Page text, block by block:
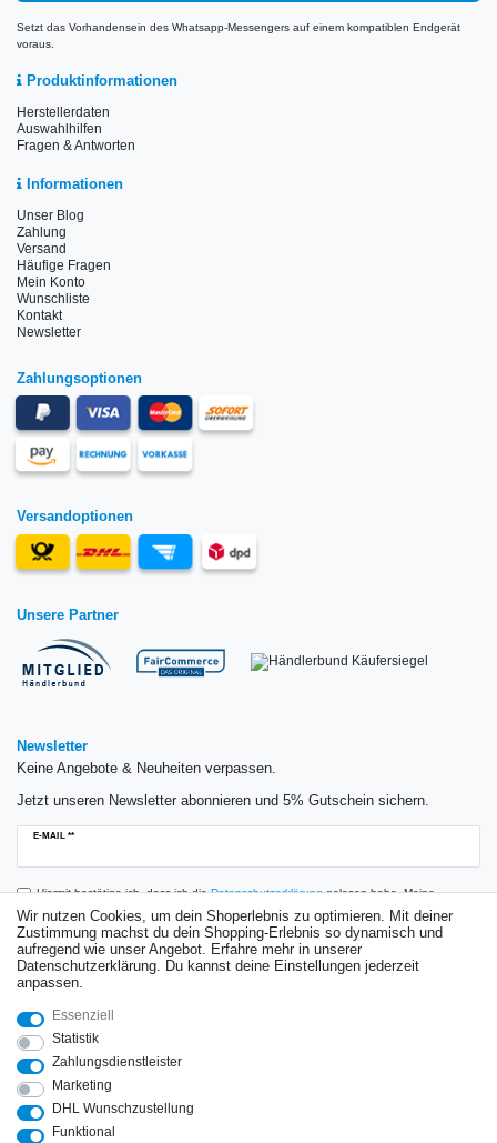
Setzt das Vorhandensein des Whatsapp-Messengers auf einem kompatiblen Endgerät
voraus.
Produktinformationen
Herstellerdaten
Auswahlhilfen
Fragen & Antworten
Informationen
Unser Blog
Zahlung
Versand
Häufige Fragen
Mein Konto
Wunschliste
Kontakt
Newsletter
Zahlungsoptionen
Versandoptionen
Unsere Partner
Newsletter
Keine Angebote & Neuheiten verpassen.
Jetzt unseren Newsletter abonnieren und 5% Gutschein sichern.
E-MAIL **
Newsletter
Hiermit bestätige ich, dass ich dieDaten­schutz­erklärunggelesen habe. Meine
Einwilligung kann ich jederzeit widerrufen.**
Abonnieren
Bewertungen
Impressum Daten­schutz­erklärung
Wir nutzen Cookies, um dein Shoperlebnis zu optimieren. Mit deiner
Zustimmung machst du dein Shopping-Erlebnis so dynamisch und
aufregend wie unser Angebot. Erfahre mehr in unserer
Datenschutzerklärung. Du kannst deine Einstellungen jederzeit
anpassen.
Essenziell
Statistik
Zahlungsdienstleister
Marketing
DHL Wunschzustellung
Funktional